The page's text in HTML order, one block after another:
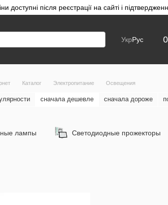
після реєстрації на сайті і
УкрРус
Каталог Электропитание Освещения
сначала дешевле сначала дороже
лампы Светодиодные прожекторы